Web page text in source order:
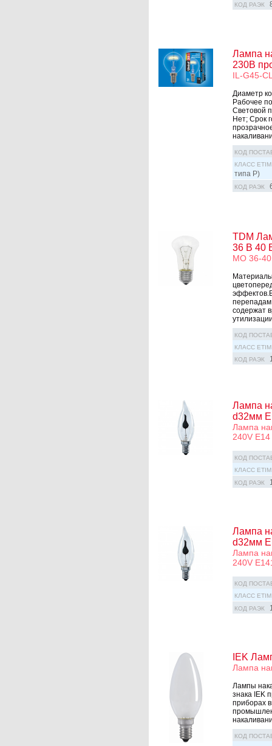
КОД РАЭК
Лампа
230В
IL-G45-
Диаметр
Рабочее
Световой
Нет; Срок
КОД
КЛАСС ETIM
типа P)
КОД РАЭК
TDM
36 В 40
МО 36-
перепадам
содержат
КОД
КЛАСС ETIM
КОД РАЭК
Лампа
d32мм
Лампа
240V
КОД
КЛАСС ETIM
КОД РАЭК
Лампа
d32мм
Лампа
240V
КОД
КЛАСС ETIM
КОД РАЭК
IEK
Лампа
Лампы
знака IEK
приборах
КОД